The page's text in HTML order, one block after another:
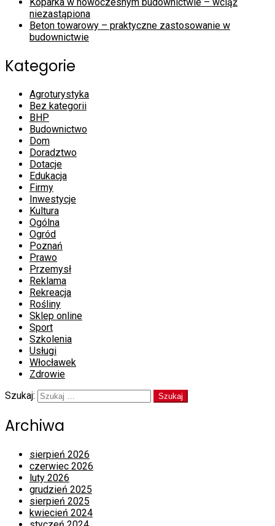
niezastąpiona
Beton towarowy – praktyczne zastosowanie w
budownictwie
Kategorie
Agroturystyka
Bez kategorii
BHP
Budownictwo
Dom
Doradztwo
Dotacje
Edukacja
Firmy
Inwestycje
Kultura
Ogólna
Ogród
Poznań
Prawo
Przemysł
Reklama
Rekreacja
Rośliny
Sklep online
Sport
Szkolenia
Usługi
Włocławek
Zdrowie
Szukaj:
Archiwa
sierpień 2026
czerwiec 2026
luty 2026
grudzień 2025
sierpień 2025
kwiecień 2024